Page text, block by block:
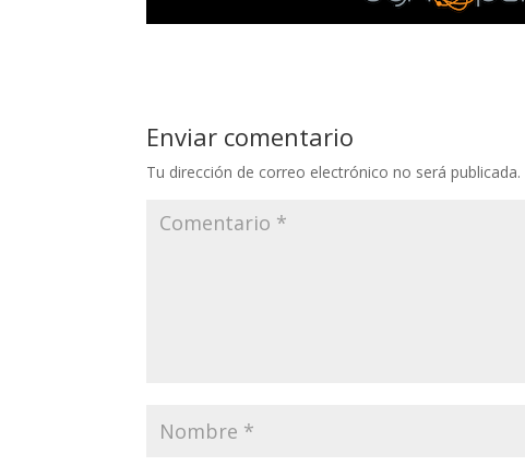
Enviar comentario
Tu dirección de correo electrónico no será publicada.